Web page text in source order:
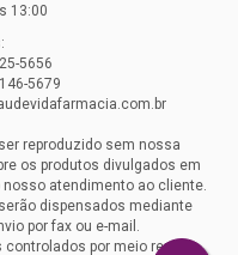
13:00
5656
5679
reproduzido sem nossa
os produtos divulgados em
atendimento ao cliente.
dispensados mediante
por fax ou e-mail.
por meio remoto.